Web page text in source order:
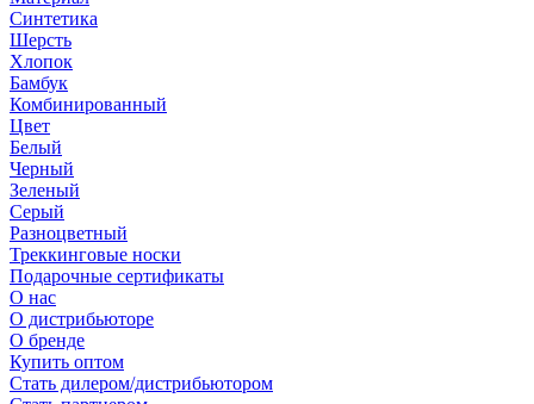
Синтетика
Шерсть
Хлопок
Бамбук
Комбинированный
Цвет
Белый
Черный
Зеленый
Серый
Разноцветный
Треккинговые носки
Подарочные сертификаты
О нас
О дистрибьюторе
О бренде
Купить оптом
Стать дилером/дистрибьютором